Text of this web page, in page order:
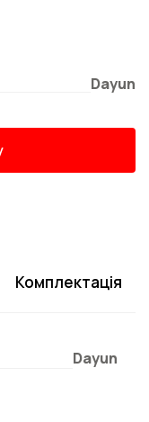
Dayun
Комплектація
Dayun